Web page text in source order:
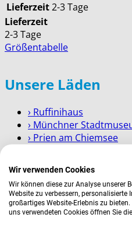
Lieferzeit2-3 Tage
Lieferzeit
2-3 Tage
Größentabelle
Unsere Läden
› Ruffinihaus
› Münchner
› Prien am Chiemsee
› Berchtesgaden
Wissenswertes
Zahlung
Wir verwenden Cookies
Wir können diese zur Analyse unserer
Website zu verbessern, personalisierte
großartiges Website-Erlebnis zu
uns verwendeten Cookies öffnen Sie